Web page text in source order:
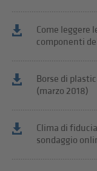
Come leggere
componenti
Borse di
(marzo 2018)
Clima di
sondaggio